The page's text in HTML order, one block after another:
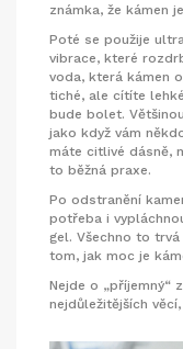
známka, že kámen
Poté se použije
vibrace, které
voda, která kámen
tiché, ale cítíte
bude bolet.
jako když vám
máte citlivé dásně,
to běžná praxe.
Po odstranění
potřeba i
gel. Všechno to
tom, jak moc je
Nejde o „příjemný“
nejdůležitějších